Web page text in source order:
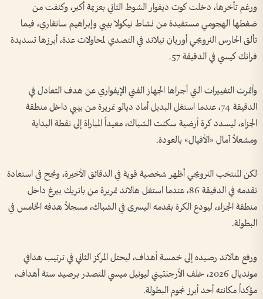
ورغم تأخرها، دخلت كوت ديفوار الشوط الثاني بعزيمة أكبر، وكثفت من
ضغطها الهجومي مستفيدة من نشاط نيكولا بيبي وإبراهيم سانغاري، فيما
تألق الحارس النرويجي أوريان نيلاند في التصدي لمحاولات عدة، أبرزها تسديدة
فرانك كيسي في الدقيقة 57.
وأثمرت التغييرات التي أجراها الجهاز الفني الإيفواري عن هدف التعادل في
الدقيقة 74، عندما استغل البديل أماد ديالو تمريرة من بيبي داخل منطقة
الجزاء، ليسدد كرة أرضية سكنت الشباك، معيداً المباراة إلى نقطة البداية
ومشعلاً آمال «الأفيال» بالعودة.
لكن المنتخب النرويجي أظهر شخصية قوية في الدقائق الأخيرة، ونجح في استعادة
تقدمه في الدقيقة 86، عندما استغل هالاند تمريرة من باتريك بيرغ داخل
منطقة الجزاء، ليودع الكرة بقدمه اليسرى في الشباك، مسجلاً هدفه الخامس في
البطولة.
ورفع هالاند رصيده إلى خمسة أهداف، ليحتل المركز الثاني في ترتيب هدافي
مونديال 2026، خلف الأرجنتيني ليونيل ميسي المتصدر برصيد ستة أهداف،
مؤكداً مكانته أحد أبرز نجوم البطولة.